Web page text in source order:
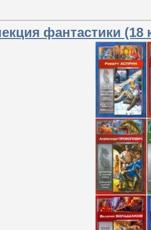
фантастики (18